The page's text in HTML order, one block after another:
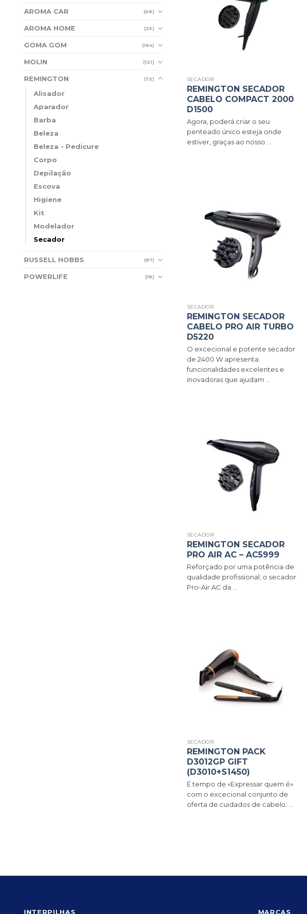
AROMA CAR (68)
AROMA HOME (35)
GOMA GOM (164)
MOLIN (121)
REMINGTON (72)
Alisador
Aparador
Barba
Beleza
Beleza - Pedicure
Corpo
Depilação
Escova
Higiene
Kit
Modelador
Secador
RUSSELL HOBBS (87)
POWERLIFE (18)
SECADOR
REMINGTON SECADOR
CABELO COMPACT 2000
D1500
Agora, poderá criar o seu
penteado único esteja onde
estiver, graças ao nosso ...
SECADOR
REMINGTON SECADOR
CABELO PRO AIR TURBO
D5220
O excecional e potente secador
de 2400 W apresenta
funcionalidades excelentes e
inovadoras que ajudam ...
SECADOR
REMINGTON SECADOR
PRO AIR AC – AC5999
Reforçado por uma potência de
qualidade profissional, o secador
Pro-Air AC da ...
SECADOR
REMINGTON PACK
D3012GP GIFT
(D3010+S1450)
É tempo de «Expressar quem é»
com o excecional conjunto de
oferta de cuidados de cabelo. ...
INTERPILHAS MARCAS